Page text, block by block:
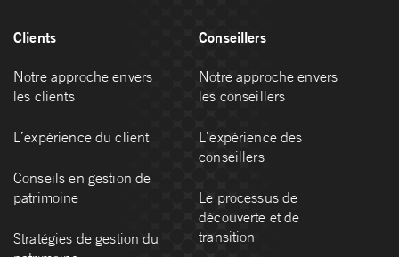
Clients
Notre approche envers
les clients
L’expérience du client
Conseils en gestion de
patrimoine
Stratégies de gestion du
Conseillers
Notre approche envers
les conseillers
L’expérience des
conseillers
Le processus de
découverte et de
transition